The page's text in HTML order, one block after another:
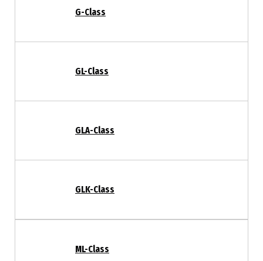
G-Class
GL-Class
GLA-Class
GLK-Class
ML-Class